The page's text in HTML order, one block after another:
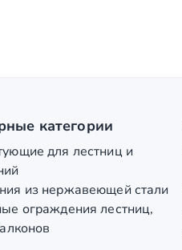
категории
для лестниц и
из нержавеющей стали
ограждения лестниц,